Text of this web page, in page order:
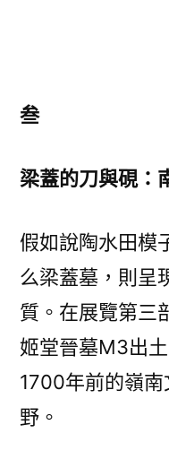
叁
梁蓋的刀與硯：
假如說陶水田模
么梁蓋墓，則呈
質。在展覽第三
姬堂晉墓M3出
1700年前的嶺
野。